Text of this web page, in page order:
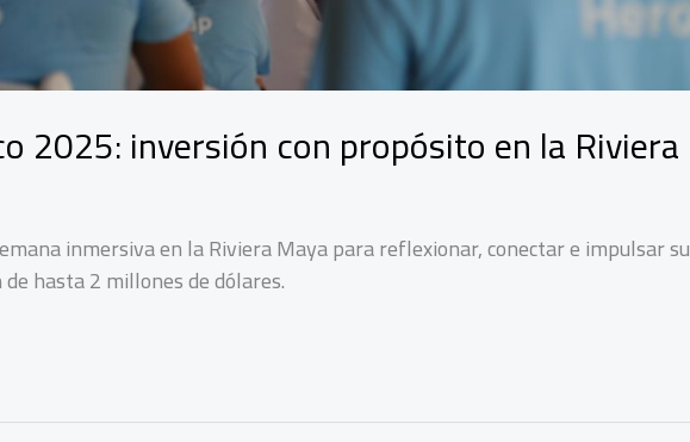
2025: inversión con propósito en la Riviera
inmersiva en la Riviera Maya para reflexionar, conectar e impulsar su
hasta 2 millones de dólares.